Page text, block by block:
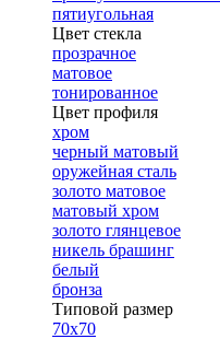
пятиугольная
Цвет стекла
прозрачное
матовое
тонированное
Цвет профиля
хром
черный матовый
оружейная сталь
золото матовое
матовый хром
золото глянцевое
никель брашинг
белый
бронза
Типовой размер
70х70